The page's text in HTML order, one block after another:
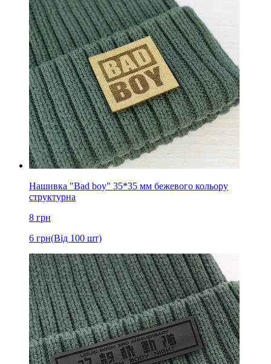
Нашивка "Bad boy" 35*35 мм бежевого кольору
структурна
8 грн
6 грн(Від 100 шт)